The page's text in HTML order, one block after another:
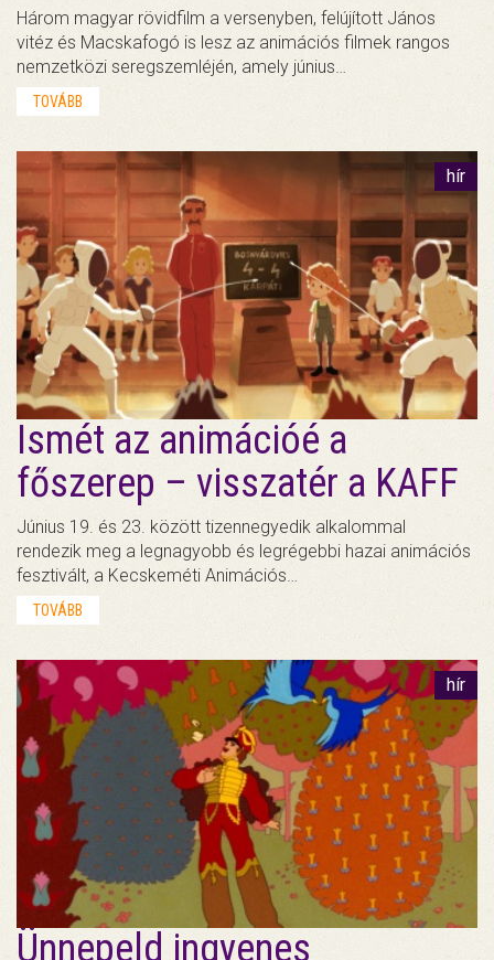
Három magyar rövidfilm a versenyben, felújított János
vitéz és Macskafogó is lesz az animációs filmek rangos
nemzetközi seregszemléjén, amely június…
TOVÁBB
hír
Ismét az animációé a
főszerep – visszatér a KAFF
Június 19. és 23. között tizennegyedik alkalommal
rendezik meg a legnagyobb és legrégebbi hazai animációs
fesztivált, a Kecskeméti Animációs…
TOVÁBB
hír
Ünnepeld ingyenes